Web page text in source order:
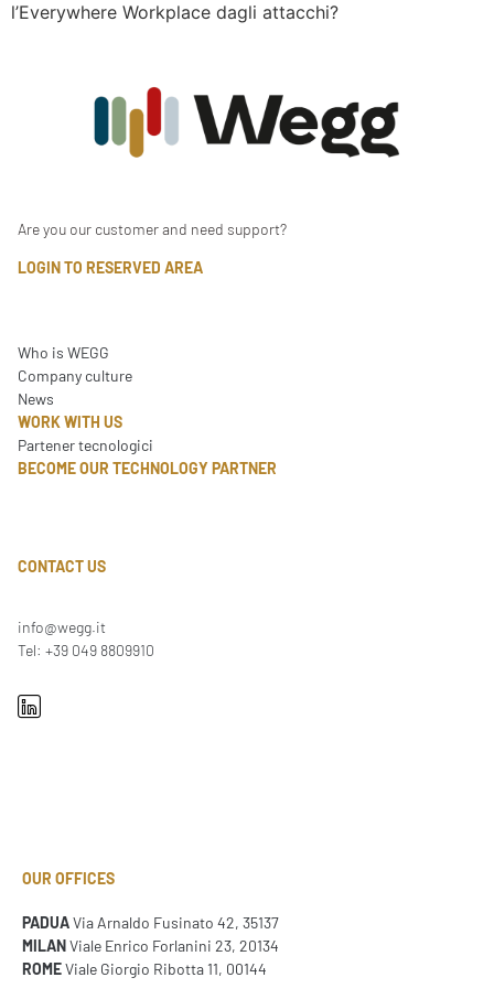
l’Everywhere Workplace dagli attacchi?
Are you our customer and need support?
LOGIN TO RESERVED AREA
Who is WEGG
Company culture
News
WORK WITH US
Partener tecnologici
BECOME OUR TECHNOLOGY PARTNER
CONTACT US
info@wegg.it
Tel: +39 049 8809910
OUR OFFICES
PADUAVia Arnaldo Fusinato 42, 35137
MILANViale Enrico Forlanini 23, 20134
ROMEViale Giorgio Ribotta 11, 00144